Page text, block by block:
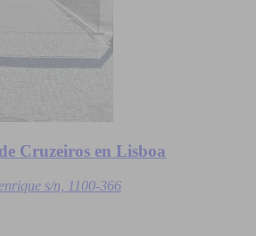
Cruzeiros en Lisboa
s/n, 1100-366